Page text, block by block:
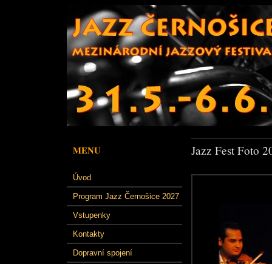
MENU
Úvod
Program Jazz Černošice 2027
Vstupenky
Kontakty
Dopravní spojení
Jazz Fest Foto